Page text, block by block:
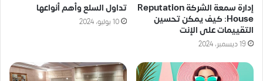
إدارة سمعة الشركة Reputation
House: كيف يمكن تحسين
التقييمات على الإنت
19 ديسمبر، 2024
تداول السلع وأهم أنواعها
10 يوليو، 2024